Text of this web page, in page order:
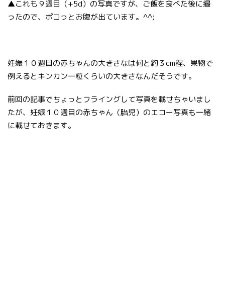
▲これも９週目（+5d）の写真ですが、ご飯を食べた後に撮
ったので、ポコっとお腹が出ています。^^;
妊娠１０週目の赤ちゃんの大きさなは何と約３cm程、果物で
例えるとキンカン一粒くらいの大きさなんだそうです。
前回の記事でちょっとフライングして写真を載せちゃいまし
たが、妊娠１０週目の赤ちゃん（胎児）のエコー写真も一緒
に載せておきます。